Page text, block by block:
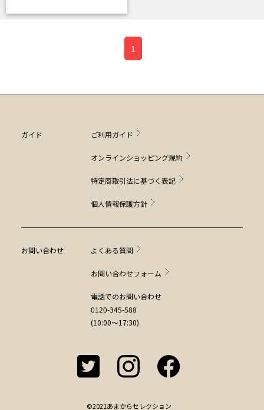
1
ガイド ご利用ガイド
オンラインショッピング規約
特定商取引法に基づく表記
個人情報保護方針
お問い合わせ よくある質問
お問い合わせフォーム
電話でのお問い合わせ
0120-345-588
(10:00～17:30)
©2021あまからセレクション